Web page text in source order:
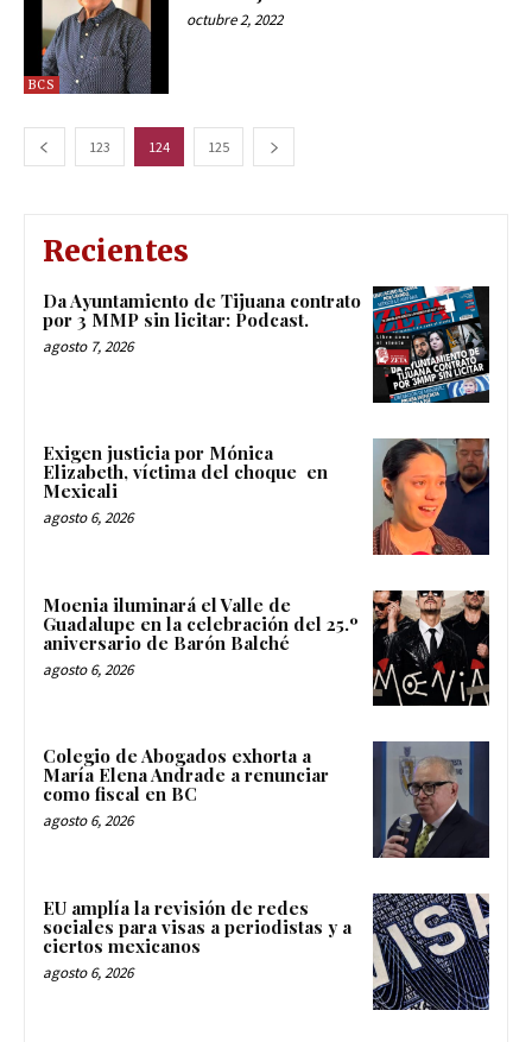
BCS
octubre 2, 2022
123 124 125
Recientes
Da Ayuntamiento de Tijuana contrato
por 3 MMP sin licitar: Podcast.
agosto 7, 2026
Exigen justicia por Mónica
Elizabeth, víctima del choque en
Mexicali
agosto 6, 2026
Moenia iluminará el Valle de
Guadalupe en la celebración del 25.º
aniversario de Barón Balché
agosto 6, 2026
Colegio de Abogados exhorta a
María Elena Andrade a renunciar
como fiscal en BC
agosto 6, 2026
EU amplía la revisión de redes
sociales para visas a periodistas y a
ciertos mexicanos
agosto 6, 2026